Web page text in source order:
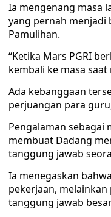
Ia mengenang masa
yang pernah menjadi
Pamulihan.
“Ketika Mars PGRI
kembali ke masa
Ada kebanggaan
perjuangan para
Pengalaman sebagai
membuat Dadang
tanggung jawab
Ia menegaskan
pekerjaan,
tanggung jawab